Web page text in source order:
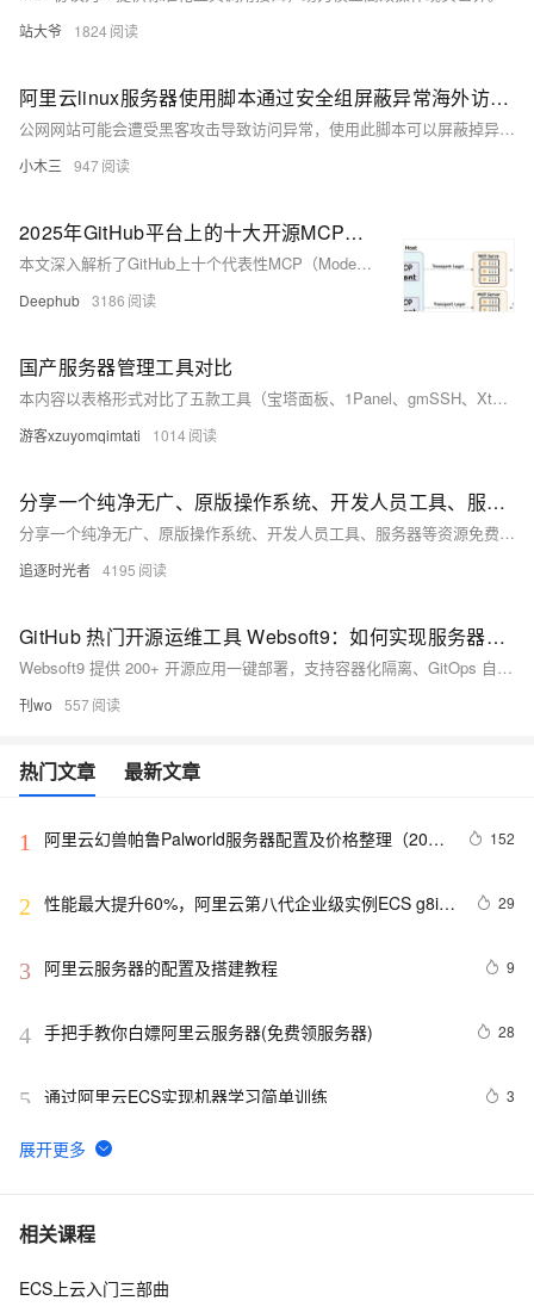
站大爷 1824
阿里云linux服务器使用脚本通过安全组屏蔽异常海外访问ip
公网网站可能会遭受黑客攻击导致访问异常，使用此脚本可以屏蔽掉异常IP 恢复访问。也可自行设置定时任务定期检测屏蔽。
小木三 947
2025年GitHub平台上的十大开源MCP服务器汇总分析
本文深入解析了GitHub上十个代表性MCP（Model Context Protocol）服务器项目，探讨其在连接AI与现实世界中的关键作用。这些服务器实现了AI模型与应用程序、数据库、云存储、项目管理等工具的无缝交互，扩展了AI的应用边界。文中涵盖Airbnb、Supabase、AWS-S3、Kubernetes等领域的MCP实现方案，展示了AI在旅行规划、数据处理、云存储、容器编排等场景中的深度应用。未来，MCP技术将向标准化、安全性及行业定制化方向发展，为AI系统集成提供更强大的支持。
Deephub 3186
国产服务器管理工具对比
本内容以表格形式对比了五款工具（宝塔面板、1Panel、gmSSH、Xterminal）的功能定位、用户界面、核心功能、适用场景等关键维度。涵盖服务器运维、容器化管理、SSH客户端及跨平台支持等方面，帮助用户根据需求选择合适的工具。适合开发者、运维人员及中小企业技术团队参考。
游客xzuyomqimtati 1014
分享一个纯净无广、原版操作系统、开发人员工具、服务器等资源免费下载的网站
分享一个纯净无广、原版操作系统、开发人员工具、服务器等资源免费下载的网站
追逐时光者 4195
GitHub 热门开源运维工具 Websoft9：如何实现服务器管理效率翻倍？
Websoft9 提供 200+ 开源应用一键部署，支持容器化隔离、GitOps 自动化和企业级安全防护，助力服务器管理效率提升 80%。
刊wo 557
热门文章 最新文章
1
阿里云幻兽帕鲁Palworld服务器配置及价格整理（2024
152
2 性能最大提升60%，阿里云第八代企业级实例ECS g8i正
29
3 阿里云服务器的配置及搭建教程 9
4 手把手教你白嫖阿里云服务器(免费领服务器) 28
5 通过阿里云ECS实现机器学习简单训练 3
6 报道称黑客利用微软IIS安全漏洞 入侵大学服务器
7 perl--CGI编程之Apache服务器安装配置
8 阿里云轻量应用服务器与ECS区别
相关课程
ECS上云入门三部曲